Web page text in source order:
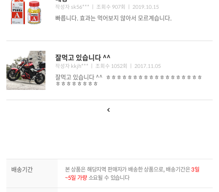
작성자 sk56*** ㅣ 조회수 907회 ㅣ 2019.10.15
빠릅니다. 효과는 먹어보지 않아서 모르계습니다.
잘먹고 있습니다 ^^
작성자 kkjh*** ㅣ 조회수 1052회 ㅣ 2017.11.05
잘먹고 있습니다 ^^ ㅎㅎㅎㅎㅎㅎㅎㅎㅎㅎㅎㅎㅎㅎㅎㅎㅎㅎ
ㅎㅎㅎㅎㅎㅎㅎㅎ
배송기간 본 상품은 해당지역 판매자가 배송한 상품으로, 배송기간은3일
~5일 가량소요될 수 있습니다